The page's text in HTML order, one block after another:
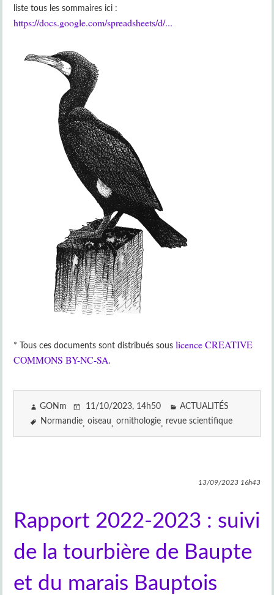
liste tous les sommaires ici :
https://docs.google.com/spreadsheets/d/...
* Tous ces documents sont distribués souslicence CREATIVE
COMMONS BY-NC-SA.
GONm 11/10/2023, 14h50
ACTUALITÉS
Normandie oiseau ornithologie revue scientifique
13/09/202316h43
Rapport 2022-2023 : suivi
de la tourbière de Baupte
et du marais Bauptois